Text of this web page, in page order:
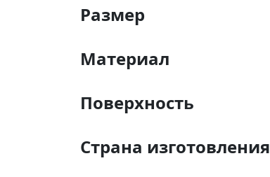
Размер
Материал
Поверхность
Страна изготовления